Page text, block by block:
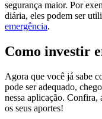
segurança maior. Por
diária, eles podem ser
emergência.
Como investir
Agora que você já sabe
pode ser adequado,
nessa aplicação. Confira,
os seus aportes!